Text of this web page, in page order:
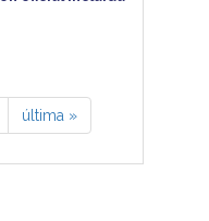
última »